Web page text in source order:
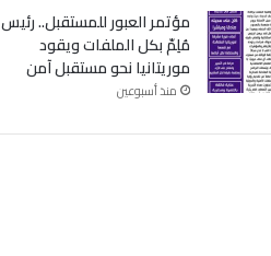
مؤتمر العبور للمستقبل.. رئيس
مُلِمّ بكل الملفات ويقود
موريتانيا نحو مستقبل آمن
منذ أسبوعين